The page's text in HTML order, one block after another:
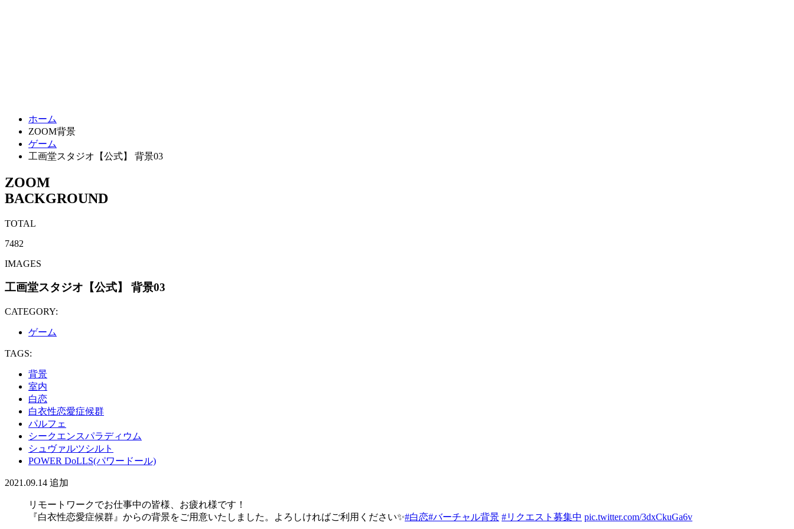
ホーム
ZOOM背景
ゲーム
工画堂スタジオ【公式】 背景03
ZOOM
BACKGROUND
TOTAL
7482
IMAGES
工画堂スタジオ【公式】 背景03
CATEGORY:
ゲーム
TAGS:
背景
室内
白恋
白衣性恋愛症候群
パルフェ
シークエンスパラディウム
シュヴァルツシルト
POWER DoLLS(パワードール)
2021.09.14 追加
リモートワークでお仕事中の皆様、お疲れ様です！
『白衣性恋愛症候群』からの背景をご用意いたしました。よろしければご利用ください✨#白恋#バーチャル背景 #リクエスト募集中 pic.twitter.com/3dxCkuGa6v